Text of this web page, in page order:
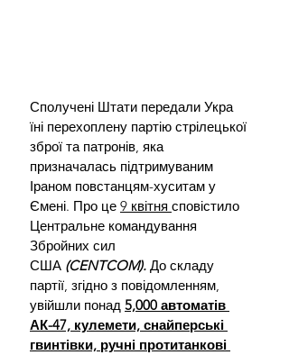
Сполучені Штати передали Укра
їні перехоплену партію стрілецької
зброї та патронів, яка
призначалась підтримуваним
Іраном повстанцям-хуситам у
Ємені. Про це 9 квітня сповістило
Центральне командування
Збройних сил
США (CENTCOM). До складу
партії, згідно з повідомленням,
увійшли понад 5,000 автоматів
АК-47, кулемети, снайперські
гвинтівки, ручні протитанкові